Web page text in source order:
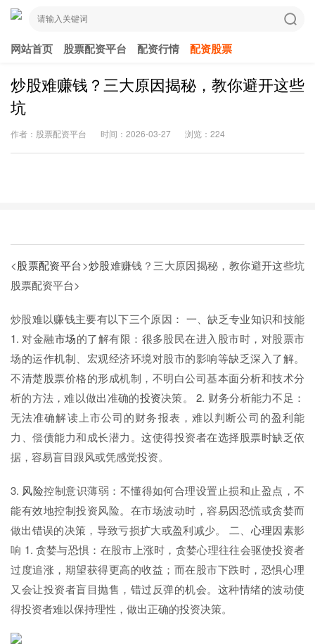
网站首页 股票配资平台 配资行情 配资股票
炒股难赚钱？三大原因揭秘，教你避开这些
坑
作者：股票配资平台 时间：2026-03-27 浏览：224
<股票配资平台>炒股难赚钱？三大原因揭秘，教你避开这些坑
股票配资平台>
炒股难以赚钱主要有以下三个原因： 一、缺乏专业知识和技能
1. 对金融市场的了解有限：很多股民在进入股市时，对股票市
场的运作机制、宏观经济环境对股市的影响等缺乏深入了解。
不清楚股票价格的形成机制，不明白公司基本面分析和技术分
析的方法，难以做出准确的投资决策。 2. 财务分析能力不足：
无法准确解读上市公司的财务报表，难以判断公司的盈利能
力、偿债能力和成长潜力。这使得投资者在选择股票时缺乏依
据，容易盲目跟风或凭感觉投资。
3. 风险控制意识薄弱：不懂得如何合理设置止损和止盈点，不
能有效地控制投资风险。在市场波动时，容易因恐慌或贪婪而
做出错误的决策，导致亏损扩大或盈利减少。 二、 心理因素影
响 1. 贪婪与恐惧：在股市上涨时，贪婪心理往往会驱使投资者
过度追涨，期望获得更高的收益；而在股市下跌时，恐惧心理
又会让投资者盲目抛售，错过反弹的机会。这种情绪的波动使
得投资者难以保持理性，做出正确的投资决策。